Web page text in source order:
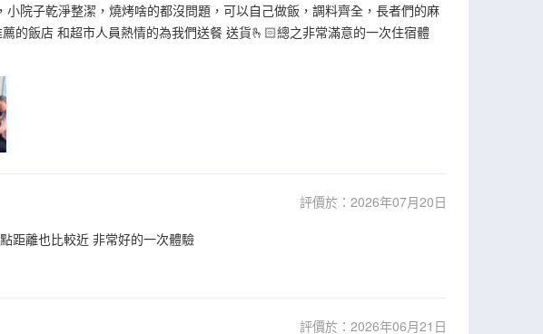
院子乾淨整潔，燒烤啥的都沒問題，可以自己做飯，調料齊全，長者們的麻
的飯店 和超市人員熱情的為我們送餐 送貨🫰🏻總之非常滿意的一次住宿體
評價於：2026年07月20日
距離也比較近 非常好的一次體驗
評價於：2026年06月21日